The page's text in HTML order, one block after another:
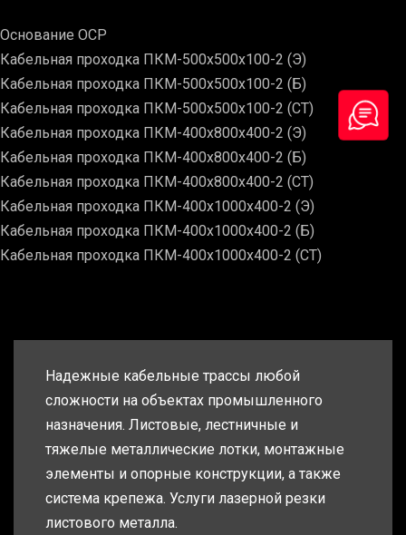
Основание ОСР
Кабельная проходка ПКМ-500х500х100-2 (Э)
Кабельная проходка ПКМ-500х500х100-2 (Б)
Кабельная проходка ПКМ-500х500х100-2 (СТ)
Кабельная проходка ПКМ-400х800х400-2 (Э)
Кабельная проходка ПКМ-400х800х400-2 (Б)
Кабельная проходка ПКМ-400х800х400-2 (СТ)
Кабельная проходка ПКМ-400х1000х400-2 (Э)
Кабельная проходка ПКМ-400х1000х400-2 (Б)
Кабельная проходка ПКМ-400х1000х400-2 (СТ)
Надежные кабельные трассы любой
сложности на объектах промышленного
назначения. Листовые, лестничные и
тяжелые металлические лотки, монтажные
элементы и опорные конструкции, а также
система крепежа. Услуги лазерной резки
листового металла.